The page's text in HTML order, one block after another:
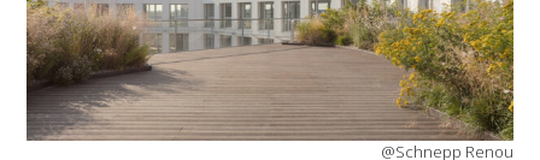
@Schnepp Renou